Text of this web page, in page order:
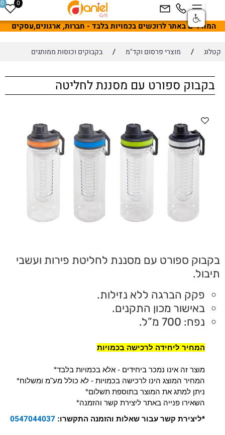
באתר לרוכשים בכמויות בלבד - חברות, ארגונים,עסקים
0
מוצרי פרסום וקד"מ בקבוקים וכוסות ממותגים
בקבוק ספורט עם מסננת לחליטה
ספורט עם מסננת לחליטת פירות ועשבי
פקק הברגה ללא נזילות.
באישור מכון התקנים.
נפח: 700 מ”ל.
המחיר ליחידה לרכישה בכמויות
*מוצר זה אינו נמכר ביחידים - אלא בכמויות בלבד
*המחיר המוצג הינו לרכישה בכמויות - לא כולל מע"מ ומשלוח
*ניתן למתג את המוצר בתוספת תשלום
*השאירו פנייה באתר ליצירת קשר והזמנה
*ליצירת קשר עבור שאלות והזמנה התקשרו:0547044037